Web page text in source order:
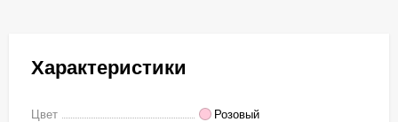
Характеристики
Цвет
Розовый